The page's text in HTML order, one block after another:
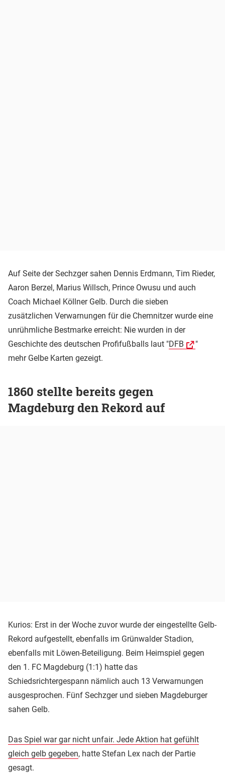
Auf Seite der Sechzger sahen Dennis Erdmann, Tim Rieder,
Aaron Berzel, Marius Willsch, Prince Owusu und auch
Coach Michael Köllner Gelb. Durch die sieben
zusätzlichen Verwarnungen für die Chemnitzer wurde eine
unrühmliche Bestmarke erreicht: Nie wurden in der
Geschichte des deutschen Profifußballs laut "DFB
"
mehr Gelbe Karten gezeigt.
1860 stellte bereits gegen
Magdeburg den Rekord auf
Kurios: Erst in der Woche zuvor wurde der eingestellte Gelb-
Rekord aufgestellt, ebenfalls im Grünwalder Stadion,
ebenfalls mit Löwen-Beteiligung. Beim Heimspiel gegen
den 1. FC Magdeburg (1:1) hatte das
Schiedsrichtergespann nämlich auch 13 Verwarnungen
ausgesprochen. Fünf Sechzger und sieben Magdeburger
sahen Gelb.
Das Spiel war gar nicht unfair. Jede Aktion hat gefühlt
gleich gelb gegeben, hatte Stefan Lex nach der Partie
gesagt.